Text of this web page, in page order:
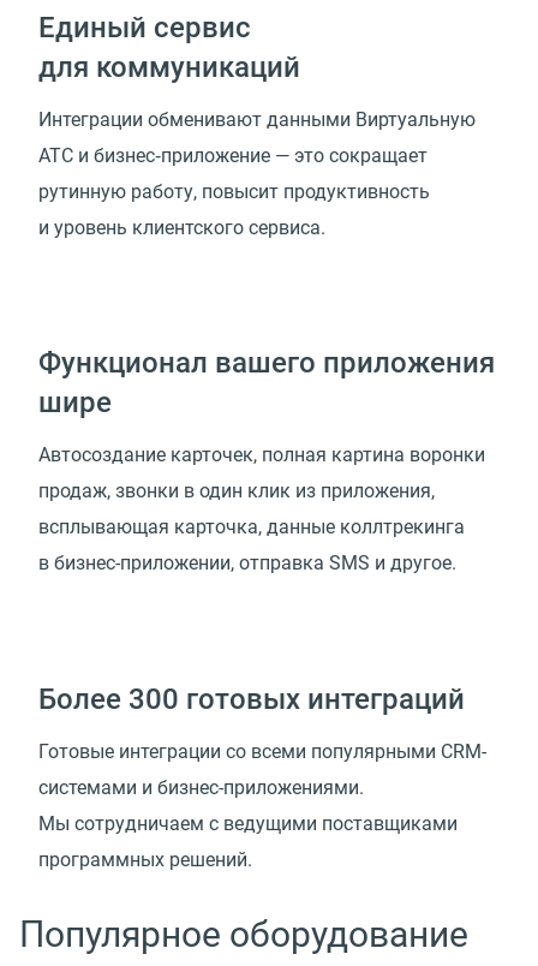
Единый сервис
для коммуникаций
Интеграции обменивают данными Виртуальную
АТС и бизнес‑приложение — это сокращает
рутинную работу, повысит продуктивность
и уровень клиентского сервиса.
Функционал вашего приложения
шире
Автосоздание карточек, полная картина воронки
продаж, звонки в один клик из приложения,
всплывающая карточка, данные коллтрекинга
в бизнес-приложении, отправка SMS и другое.
Более 300 готовых интеграций
Готовые интеграции со всеми популярными CRM-
системами и бизнес-приложениями.
Мы сотрудничаем с ведущими поставщиками
программных решений.
Популярное оборудование